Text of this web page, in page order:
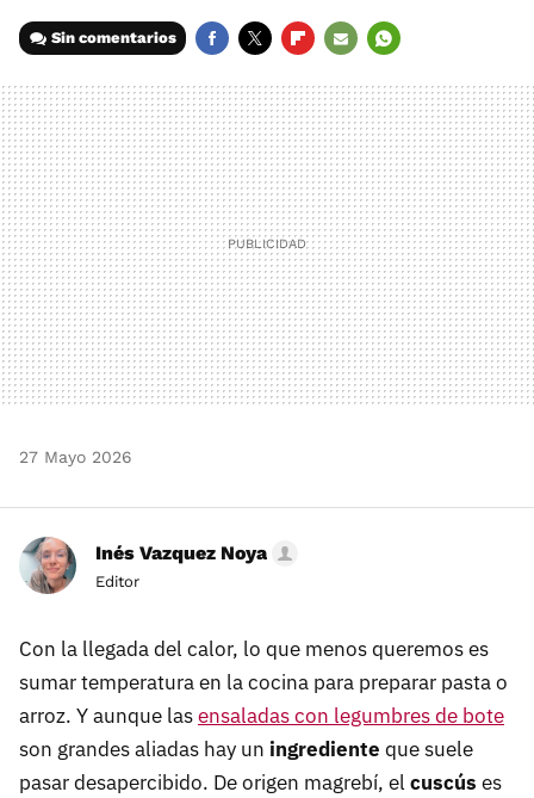
Sin comentarios
MAIL
27 Mayo 2026
Inés Vazquez Noya
Editor
Con la llegada del calor, lo que menos queremos es
sumar temperatura en la cocina para preparar pasta o
arroz. Y aunque lasensaladas con legumbres de bote
son grandes aliadas hay un ingrediente que suele
pasar desapercibido. De origen magrebí, el cuscús es